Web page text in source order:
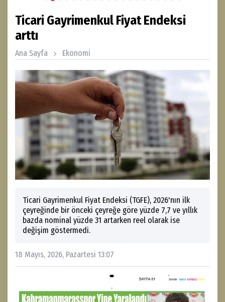
Ticari Gayrimenkul Fiyat Endeksi
arttı
Ana Sayfa Ekonomi̇
Ticari Gayrimenkul Fiyat Endeksi (TGFE), 2026'nın ilk
çeyreğinde bir önceki çeyreğe göre yüzde 7,7 ve yıllık
bazda nominal yüzde 31 artarken reel olarak ise
değişim göstermedi.
18 Mayıs, 2026, Pazartesi 13:07